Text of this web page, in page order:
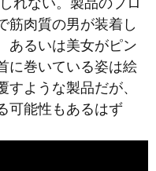
筋肉質の男が装着し
あるいは美女がピン
に巻いている姿は絵
ような製品だが、
可能性もあるはず